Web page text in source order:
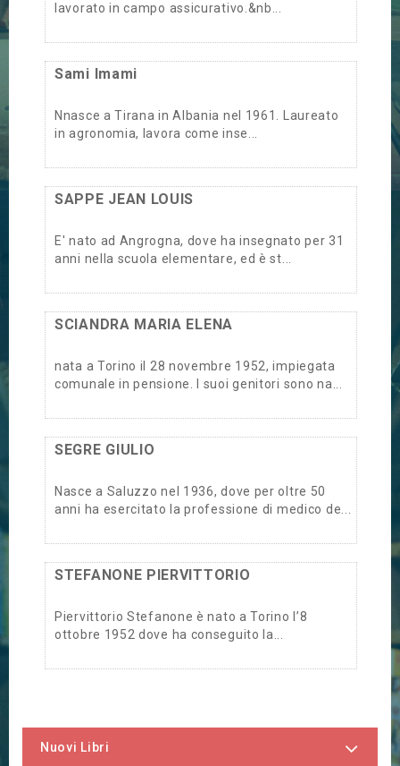
lavorato in campo assicurativo.&nb...
Sami Imami
Nnasce a Tirana in Albania nel 1961. Laureato
in agronomia, lavora come inse...
SAPPE JEAN LOUIS
E' nato ad Angrogna, dove ha insegnato per 31
anni nella scuola elementare, ed è st...
SCIANDRA MARIA ELENA
nata a Torino il 28 novembre 1952, impiegata
comunale in pensione. I suoi genitori sono na...
SEGRE GIULIO
Nasce a Saluzzo nel 1936, dove per oltre 50
anni ha esercitato la professione di medico de...
STEFANONE PIERVITTORIO
Piervittorio Stefanone è nato a Torino l’8
ottobre 1952 dove ha conseguito la...
Nuovi Libri